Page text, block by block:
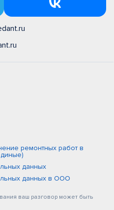
ремонтных работ в
данных
данных в ООО
ваш разговор может быть